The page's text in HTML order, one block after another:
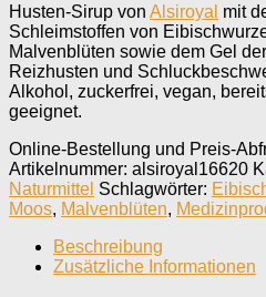
Husten-Sirup von Alsiroyal mit
Schleimstoffen von
Malvenblüten sowie dem Gel
Reizhusten und
Alkohol, zuckerfrei, vegan,
geeignet.
Online-Bestellung und Preis-
Artikelnummer: alsiroyal16620
Naturmittel Schlagwörter:
Moos, Malvenblüten,
Beschreibung
Zusätzliche Informationen